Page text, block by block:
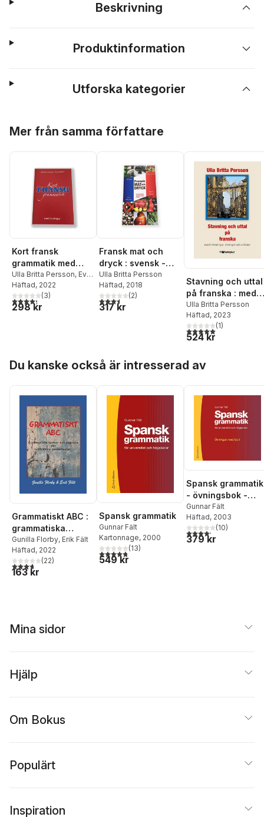
Beskrivning
Produktinformation
Utforska kategorier
Mer från samma författare
Kort fransk
grammatik med
övningar
Ulla Britta Persson, Eva
Lindfors
Häftad, 2022
4,3utav 5 stjärnor. Totalt antal röster:
(3)
298 kr
Fransk mat och
dryck : svensk -
franskt / fransk -
svenskt lexikon
Ulla Britta Persson
Häftad, 2018
3,5utav 5 stjärnor. Totalt antal röster:
(2)
317 kr
Stavning och uttal
på franska : med
förklaringar,
övningar och
ordlistor
Ulla Britta Persson
Häftad, 2023
5,0utav 5 stjärnor.
(1)
524 kr
Du kanske också är intresserad av
Grammatiskt ABC :
grammatiska
termer och
begrepp för
effektiva
språkstudier
Gunilla Florby, Erik Fält
Häftad, 2022
3,7utav 5 stjärnor. Totalt antal röster:
(22)
163 kr
Spansk grammatik
Gunnar Fält
Kartonnage, 2000
4,8utav 5 stjärnor. Totalt antal röster:
(13)
549 kr
Spansk grammatik
- övningsbok -
Övningar med
Gunnar Fält
Häftad, 2003
4,2utav 5 stjärnor.
(10)
379 kr
Mina sidor
Hjälp
Om Bokus
Populärt
Inspiration